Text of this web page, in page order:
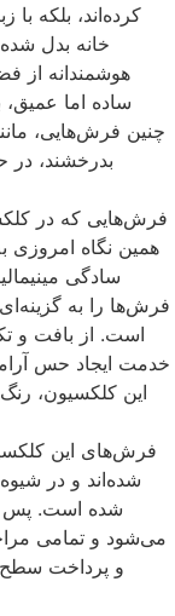
کرده‌اند، بلکه
خانه بدل
هوشمندانه از
ساده اما
چنین فرش‌هایی،
بدرخشند، در
فرش‌هایی که در
همین نگاه امروزی
سادگی
فرش‌ها را به
است. از بافت و
خدمت ایجاد حس
این کلکسیون،
فرش‌های این
شده‌اند و در
شده است. پس
می‌شود و تمامی
و پرداخت سطح